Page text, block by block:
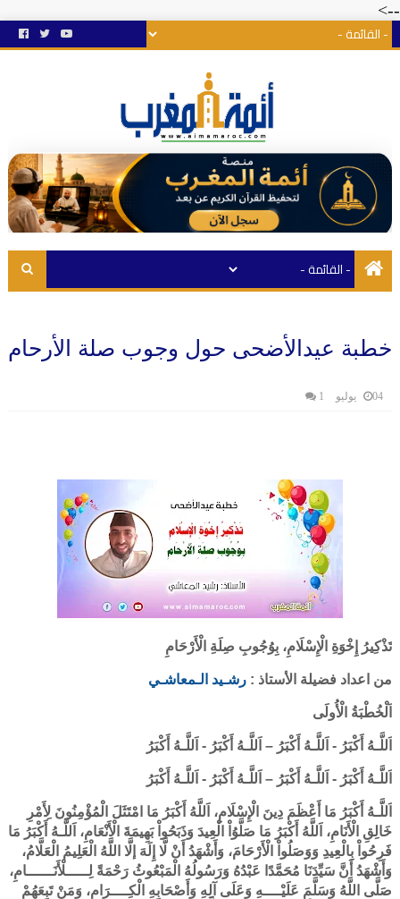
-->
خطبة عيدالأضحى حول وجوب صلة الأرحام
04 يوليو 1
تَذْكِيرُ إِخْوَةِ الْإِسْلَامِ، بِوُجُوبِ صِلَةِ الْأَرْحَامِ
من اعداد فضيلة الأستاذ : رشـيد الـمعاشـي
اَلْخُطْبَةُ الْأُولَى
اَللَّـهُ أَكْبَرُ - اَللَّـهُ أَكْبَرُ – اَللَّـهُ أَكْبَرُ - اَللَّـهُ أَكْبَرُ
اَللَّـهُ أَكْبَرُ - اَللَّـهُ أَكْبَرُ – اَللَّـهُ أَكْبَرُ - اَللَّـهُ أَكْبَرُ
اَللَّـهُ أَكْبَرُ مَا أَعْظَمَ دِينَ الْإِسْلَامِ، اَللَّهُ أَكْبَرُ مَا امْتَثَلَ الْمُؤْمِنُونَ لِأَمْرِ
خَالِقِ الْأَنَامِ، اَللَّهُ أَكْبَرُ مَا صَلَّوُاْ الْعِيدَ وَذَبَحُواْ بَهِيمَةَ الْأَنْعَامِ، اَللَّـهُ أَكْبَرُ مَا
فَرِحُواْ بِالْعِيدِ وَوَصَلُواْ الْأَرْحَامَ، وَأَشْهَدُ أَنْ لَّا إِلَهَ إلَّا اللَّهُ الْعَلِيمُ الْعَلَّامُ،
وَأَشْهَدُ أَنَّ سَيِّدَنَا مُحَمَّدًا عَبْدُهُ وَرَسُولُهُ الْمَبْعُوثُ رَحْمَةً لِـــــلْأَنَــــــامِ،
صَلَّى اللَّهُ وَسَلَّمَ عَلَيْــــهِ وَعَلَى آلِهِ وَأَصْحَابِهِ الْكِــــرَامِ، وَمَنْ تَبِعَهُمْ